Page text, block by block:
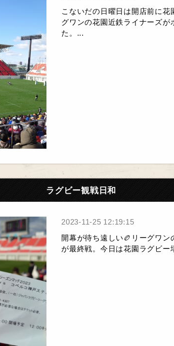
こないだの日曜日は開店前に花
グワンの花園近鉄ライナーズが
た。...
ラグビー観戦日和
2023-11-25 12:19:15
開幕が待ち遠しい🏉リーグワン
が最終戦。今日は花園ラグビー